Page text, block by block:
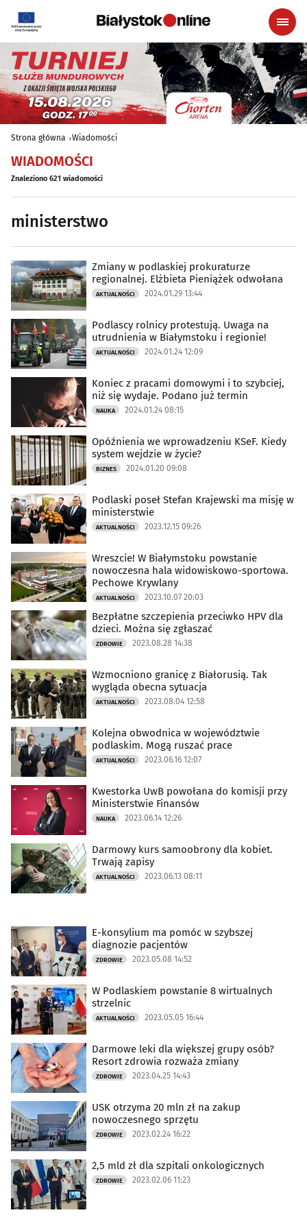
Strona główna Wiadomości
WIADOMOŚCI
Znaleziono 621 wiadomości
ministerstwo
Zmiany w podlaskiej prokuraturze
regionalnej. Elżbieta Pieniążek odwołana
AKTUALNOŚCI 2024.01.29 13:44
Podlascy rolnicy protestują. Uwaga na
utrudnienia w Białymstoku i regionie!
AKTUALNOŚCI 2024.01.24 12:09
Koniec z pracami domowymi i to szybciej,
niż się wydaje. Podano już termin
NAUKA 2024.01.24 08:15
Opóźnienia we wprowadzeniu KSeF. Kiedy
system wejdzie w życie?
BIZNES 2024.01.20 09:08
Podlaski poseł Stefan Krajewski ma misję w
ministerstwie
AKTUALNOŚCI 2023.12.15 09:26
Wreszcie! W Białymstoku powstanie
nowoczesna hala widowiskowo-sportowa.
Pechowe Krywlany
AKTUALNOŚCI 2023.10.07 20:03
Bezpłatne szczepienia przeciwko HPV dla
dzieci. Można się zgłaszać
ZDROWIE 2023.08.28 14:38
Wzmocniono granicę z Białorusią. Tak
wygląda obecna sytuacja
AKTUALNOŚCI 2023.08.04 12:58
Kolejna obwodnica w województwie
podlaskim. Mogą ruszać prace
AKTUALNOŚCI 2023.06.16 12:07
Kwestorka UwB powołana do komisji przy
Ministerstwie Finansów
NAUKA 2023.06.14 12:26
Darmowy kurs samoobrony dla kobiet.
Trwają zapisy
AKTUALNOŚCI 2023.06.13 08:11
E-konsylium ma pomóc w szybszej
diagnozie pacjentów
ZDROWIE 2023.05.08 14:52
W Podlaskiem powstanie 8 wirtualnych
strzelnic
AKTUALNOŚCI 2023.05.05 16:44
Darmowe leki dla większej grupy osób?
Resort zdrowia rozważa zmiany
ZDROWIE 2023.04.25 14:43
USK otrzyma 20 mln zł na zakup
nowoczesnego sprzętu
ZDROWIE 2023.02.24 16:22
2,5 mld zł dla szpitali onkologicznych
ZDROWIE 2023.02.06 11:23